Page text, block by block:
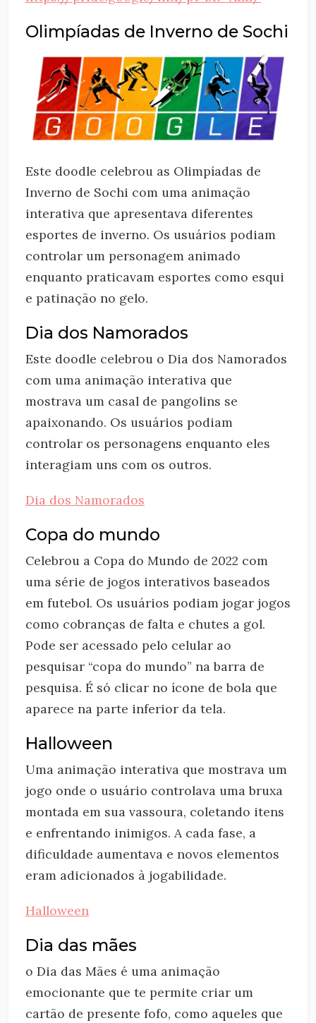
Olimpíadas de Inverno de Sochi
Este doodle celebrou as Olimpíadas de
Inverno de Sochi com uma animação
interativa que apresentava diferentes
esportes de inverno. Os usuários podiam
controlar um personagem animado
enquanto praticavam esportes como esqui
e patinação no gelo.
Dia dos Namorados
Este doodle celebrou o Dia dos Namorados
com uma animação interativa que
mostrava um casal de pangolins se
apaixonando. Os usuários podiam
controlar os personagens enquanto eles
interagiam uns com os outros.
Dia dos Namorados
Copa do mundo
Celebrou a Copa do Mundo de 2022 com
uma série de jogos interativos baseados
em futebol. Os usuários podiam jogar jogos
como cobranças de falta e chutes a gol.
Pode ser acessado pelo celular ao
pesquisar “copa do mundo” na barra de
pesquisa. É só clicar no ícone de bola que
aparece na parte inferior da tela.
Halloween
Uma animação interativa que mostrava um
jogo onde o usuário controlava uma bruxa
montada em sua vassoura, coletando itens
e enfrentando inimigos. A cada fase, a
dificuldade aumentava e novos elementos
eram adicionados à jogabilidade.
Halloween
Dia das mães
o Dia das Mães é uma animação
emocionante que te permite criar um
cartão de presente fofo, como aqueles que